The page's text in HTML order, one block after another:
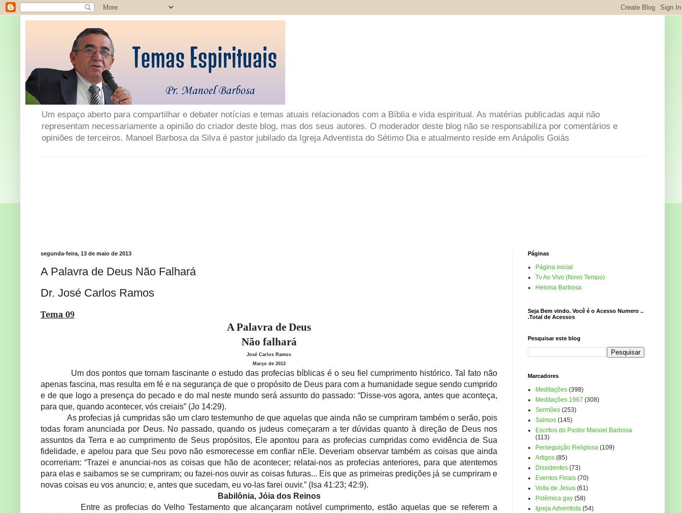
Um espaço aberto para compartilhar e debater notícias e temas atuais relacionados com a Bíblia e vida espiritual. As matérias publicadas aqui não
representam necessariamente a opinião do criador deste blog, mas dos seus autores. O moderador deste blog não se responsabiliza por comentários e
opiniões de terceiros. Manoel Barbosa da Silva é pastor jubilado da Igreja Adventista do Sétimo Dia e atualmento reside em Anápolis Goiás
segunda-feira, 13 de maio de 2013
A Palavra de Deus Não Falhará
Dr. José Carlos Ramos
Tema 09
A Palavra de Deus
Não falhará
José Carlos Ramos
Março de 2013
Um dos pontos que tornam fascinante o estudo das profecias bíblicas é o seu fiel cumprimento histórico. Tal fato não
apenas fascina, mas resulta em fé e na segurança de que o propósito de Deus para com a humanidade segue sendo cumprido
e de que logo a presença do pecado e do mal neste mundo será assunto do passado: “Disse-vos agora, antes que aconteça,
para que, quando acontecer, vós creiais” (Jo 14:29).
As profecias já cumpridas são um claro testemunho de que aquelas que ainda não se cumpriram também o serão, pois
todas foram anunciada por Deus. No passado, quando os judeus começaram a ter dúvidas quanto à direção de Deus nos
assuntos da Terra e ao cumprimento de Seus propósitos, Ele apontou para as profecias cumpridas como evidência de Sua
fidelidade, e apelou para que Seu povo não esmorecesse em confiar nEle. Deveriam observar também as coisas que ainda
ocorreriam: “Trazei e anunciai-nos as coisas que hão de acontecer; relatai-nos as profecias anteriores, para que atentemos
para elas e saibamos se se cumpriram; ou fazei-nos ouvir as coisas futuras... Eis que as primeiras predições já se cumpriram e
novas coisas eu vos anuncio; e, antes que sucedam, eu vo-las farei ouvir.” (Isa 41:23; 42:9).
Babilônia, Jóia dos Reinos
Entre as profecias do Velho Testamento que alcançaram notável cumprimento, estão aquelas que se referem a
Páginas
Página inicial
Tv Ao Vivo (Novo Tempo)
Heloisa Barbosa
Seja Bem vindo. Você é o Acesso Numero ..
.Total de Acessos
Pesquisar este blog
Marcadores
Meditações (398)
Meditações 1967 (308)
Sermões (253)
Salmos (145)
Escritos do Pastor Manoel Barbosa
(113)
Perseguição Religiosa (109)
Artigos (85)
Dissidentes (73)
Eventos Finais (70)
Volta de Jesus (61)
Polêmica gay (58)
Igreja Adventista (54)